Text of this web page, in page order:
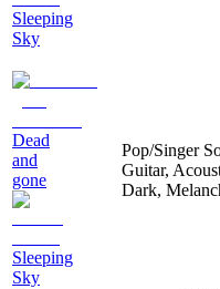
Sleeping
Sky
Dead
and
gone
Sleeping
Sky
Pop/Singer
Guitar,
Dark,